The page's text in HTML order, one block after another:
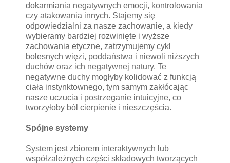
dokarmiania negatywnych emocji, kontrolowania
czy atakowania innych. Stajemy się
odpowiedzialni za nasze zachowanie, a kiedy
wybieramy bardziej rozwinięte i wyższe
zachowania etyczne, zatrzymujemy cykl
bolesnych więzi, poddaństwa i niewoli niższych
duchów oraz ich negatywnej natury. Te
negatywne duchy mogłyby kolidować z funkcją
ciała instynktownego, tym samym zakłócając
nasze uczucia i postrzeganie intuicyjne, co
tworzyłoby ból cierpienie i nieszczęścia.
Spójne systemy
System jest zbiorem interaktywnych lub
współzależnych części składowych tworzących